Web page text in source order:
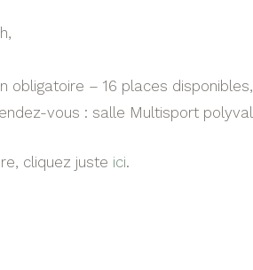
obligatoire – 16 places disponibles,
vous : salle Multisport
cliquez juste ici.